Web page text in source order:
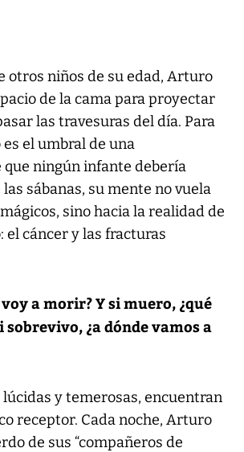
otros niños de su edad, Arturo
de la cama para proyectar
las travesuras del día. Para
es el umbral de una
ningún infante debería
sábanas, su mente no vuela
sino hacia la realidad de
el cáncer y las fracturas
a morir? Y si muero, ¿qué
sobrevivo, ¿a dónde vamos a
y temerosas, encuentran
receptor. Cada noche, Arturo
de sus “compañeros de